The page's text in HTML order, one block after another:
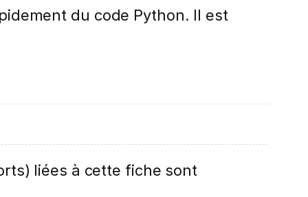
du code Python. Il est
liées à cette fiche sont